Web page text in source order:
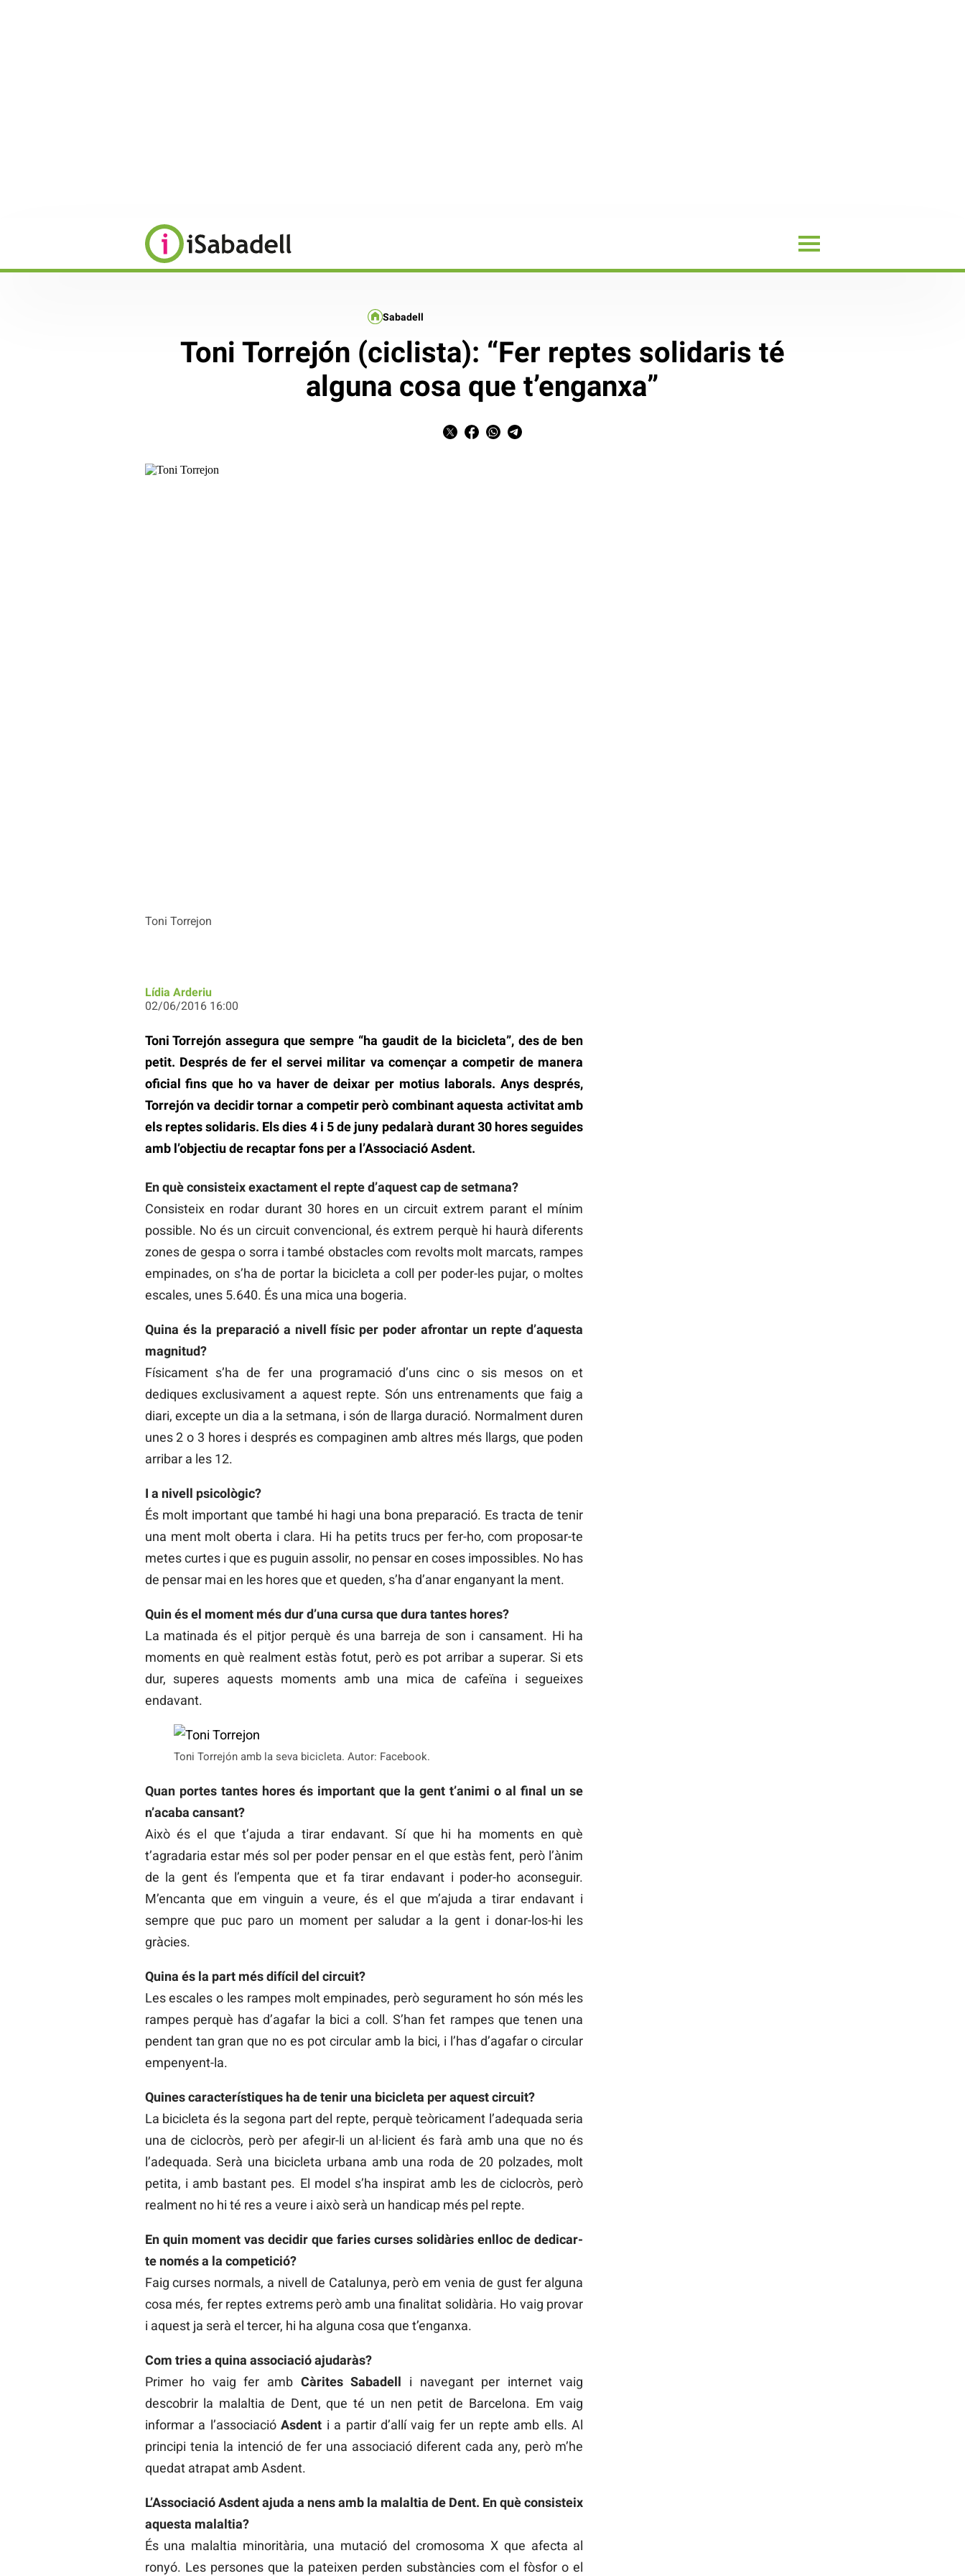
Toni Torrejon
Sabadell
Toni Torrejón (ciclista): “Fer reptes solidaris té
alguna cosa que t’enganxa”
Lídia Arderiu
02/06/2016 16:00
Toni Torrejón assegura que sempre “ha gaudit de la bicicleta”, des de ben
petit. Després de fer el servei militar va començar a competir de manera
oficial fins que ho va haver de deixar per motius laborals. Anys després,
Torrejón va decidir tornar a competir però combinant aquesta activitat amb
els reptes solidaris. Els dies 4 i 5 de juny pedalarà durant 30 hores seguides
amb l’objectiu de recaptar fons per a l’Associació Asdent.
En què consisteix exactament el repte d’aquest cap de setmana?
Consisteix en rodar durant 30 hores en un circuit extrem parant el mínim
possible. No és un circuit convencional, és extrem perquè hi haurà diferents
zones de gespa o sorra i també obstacles com revolts molt marcats, rampes
empinades, on s’ha de portar la bicicleta a coll per poder-les pujar, o moltes
escales, unes 5.640. És una mica una bogeria.
Quina és la preparació a nivell físic per poder afrontar un repte d’aquesta
magnitud?
Físicament s’ha de fer una programació d’uns cinc o sis mesos on et
dediques exclusivament a aquest repte. Són uns entrenaments que faig a
diari, excepte un dia a la setmana, i són de llarga duració. Normalment duren
unes 2 o 3 hores i després es compaginen amb altres més llargs, que poden
arribar a les 12.
I a nivell psicològic?
És molt important que també hi hagi una bona preparació. Es tracta de tenir
una ment molt oberta i clara. Hi ha petits trucs per fer-ho, com proposar-te
metes curtes i que es puguin assolir, no pensar en coses impossibles. No has
de pensar mai en les hores que et queden, s’ha d’anar enganyant la ment.
Quin és el moment més dur d’una cursa que dura tantes hores?
La matinada és el pitjor perquè és una barreja de son i cansament. Hi ha
moments en què realment estàs fotut, però es pot arribar a superar. Si ets
dur, superes aquests moments amb una mica de cafeïna i segueixes
endavant.
Toni Torrejón amb la seva bicicleta. Autor: Facebook.
Quan portes tantes hores és important que la gent t’animi o al final un se
n’acaba cansant?
Això és el que t’ajuda a tirar endavant. Sí que hi ha moments en què
t’agradaria estar més sol per poder pensar en el que estàs fent, però l’ànim
de la gent és l’empenta que et fa tirar endavant i poder-ho aconseguir.
M’encanta que em vinguin a veure, és el que m’ajuda a tirar endavant i
sempre que puc paro un moment per saludar a la gent i donar-los-hi les
gràcies.
Quina és la part més difícil del circuit?
Les escales o les rampes molt empinades, però segurament ho són més les
rampes perquè has d’agafar la bici a coll. S’han fet rampes que tenen una
pendent tan gran que no es pot circular amb la bici, i l’has d’agafar o circular
empenyent-la.
Quines característiques ha de tenir una bicicleta per aquest circuit?
La bicicleta és la segona part del repte, perquè teòricament l’adequada seria
una de ciclocròs, però per afegir-li un al·licient és farà amb una que no és
l’adequada. Serà una bicicleta urbana amb una roda de 20 polzades, molt
petita, i amb bastant pes. El model s’ha inspirat amb les de ciclocròs, però
realment no hi té res a veure i això serà un handicap més pel repte.
En quin moment vas decidir que faries curses solidàries enlloc de dedicar-
te només a la competició?
Faig curses normals, a nivell de Catalunya, però em venia de gust fer alguna
cosa més, fer reptes extrems però amb una finalitat solidària. Ho vaig provar
i aquest ja serà el tercer, hi ha alguna cosa que t’enganxa.
Com tries a quina associació ajudaràs?
Primer ho vaig fer amb Càrites Sabadell i navegant per internet vaig
descobrir la malaltia de Dent, que té un nen petit de Barcelona. Em vaig
informar a l’associacióAsdent i a partir d’allí vaig fer un repte amb ells. Al
principi tenia la intenció de fer una associació diferent cada any, però m’he
quedat atrapat amb Asdent.
L’Associació Asdent ajuda a nens amb la malaltia de Dent. En què consisteix
aquesta malaltia?
És una malaltia minoritària, una mutació del cromosoma X que afecta al
ronyó. Les persones que la pateixen perden substàncies com el fòsfor o el